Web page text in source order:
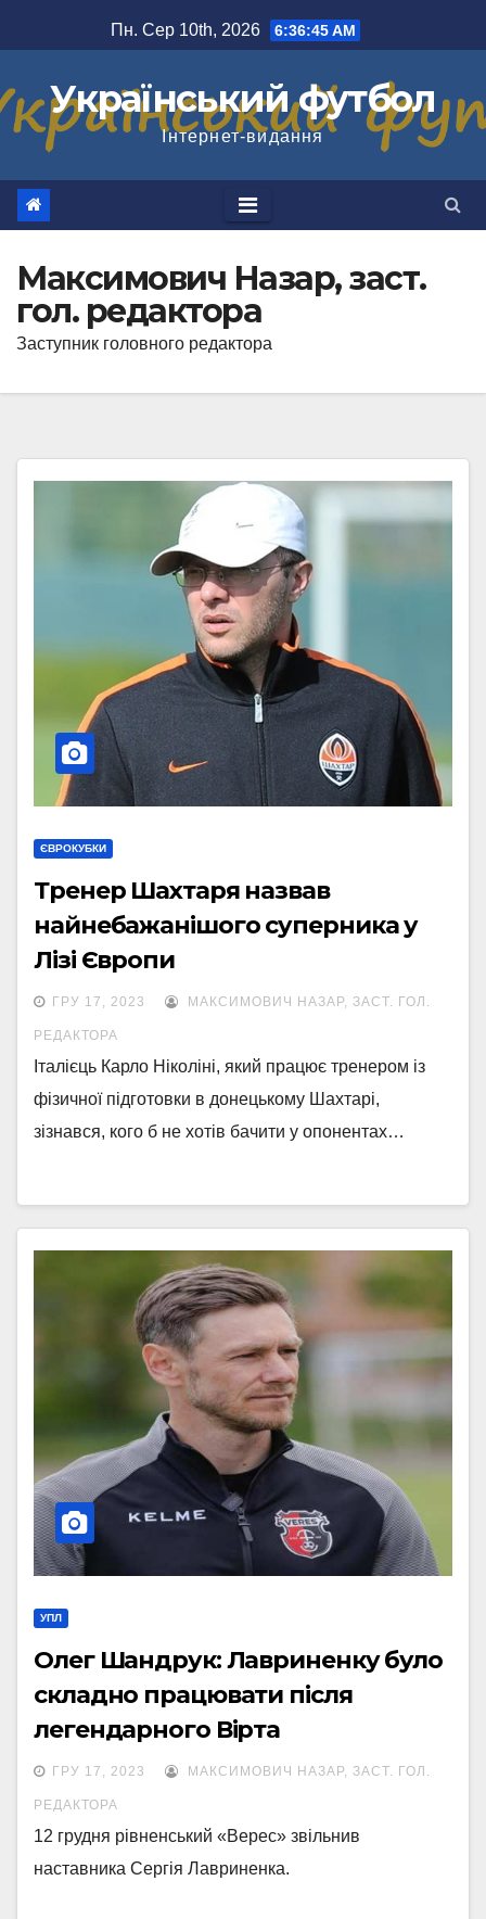
до
Пн. Сер 10th, 2026 6:36:46 AM
Український футбол
Інтернет-видання
Максимович Назар, заст.
гол. редактора
Заступник головного редактора
ЄВРОКУБКИ
Тренер Шахтаря назвав
найнебажанішого суперника у
Лізі Європи
ГРУ 17, 2023 МАКСИМОВИЧ НАЗАР, ЗАСТ. ГОЛ.
РЕДАКТОРА
Італієць Карло Ніколіні, який працює тренером із
фізичної підготовки в донецькому Шахтарі,
зізнався, кого б не хотів бачити у опонентах…
УПЛ
Олег Шандрук: Лавриненку було
складно працювати після
легендарного Вірта
ГРУ 17, 2023 МАКСИМОВИЧ НАЗАР, ЗАСТ. ГОЛ.
РЕДАКТОРА
12 грудня рівненський «Верес» звільнив
наставника Сергія Лавриненка.